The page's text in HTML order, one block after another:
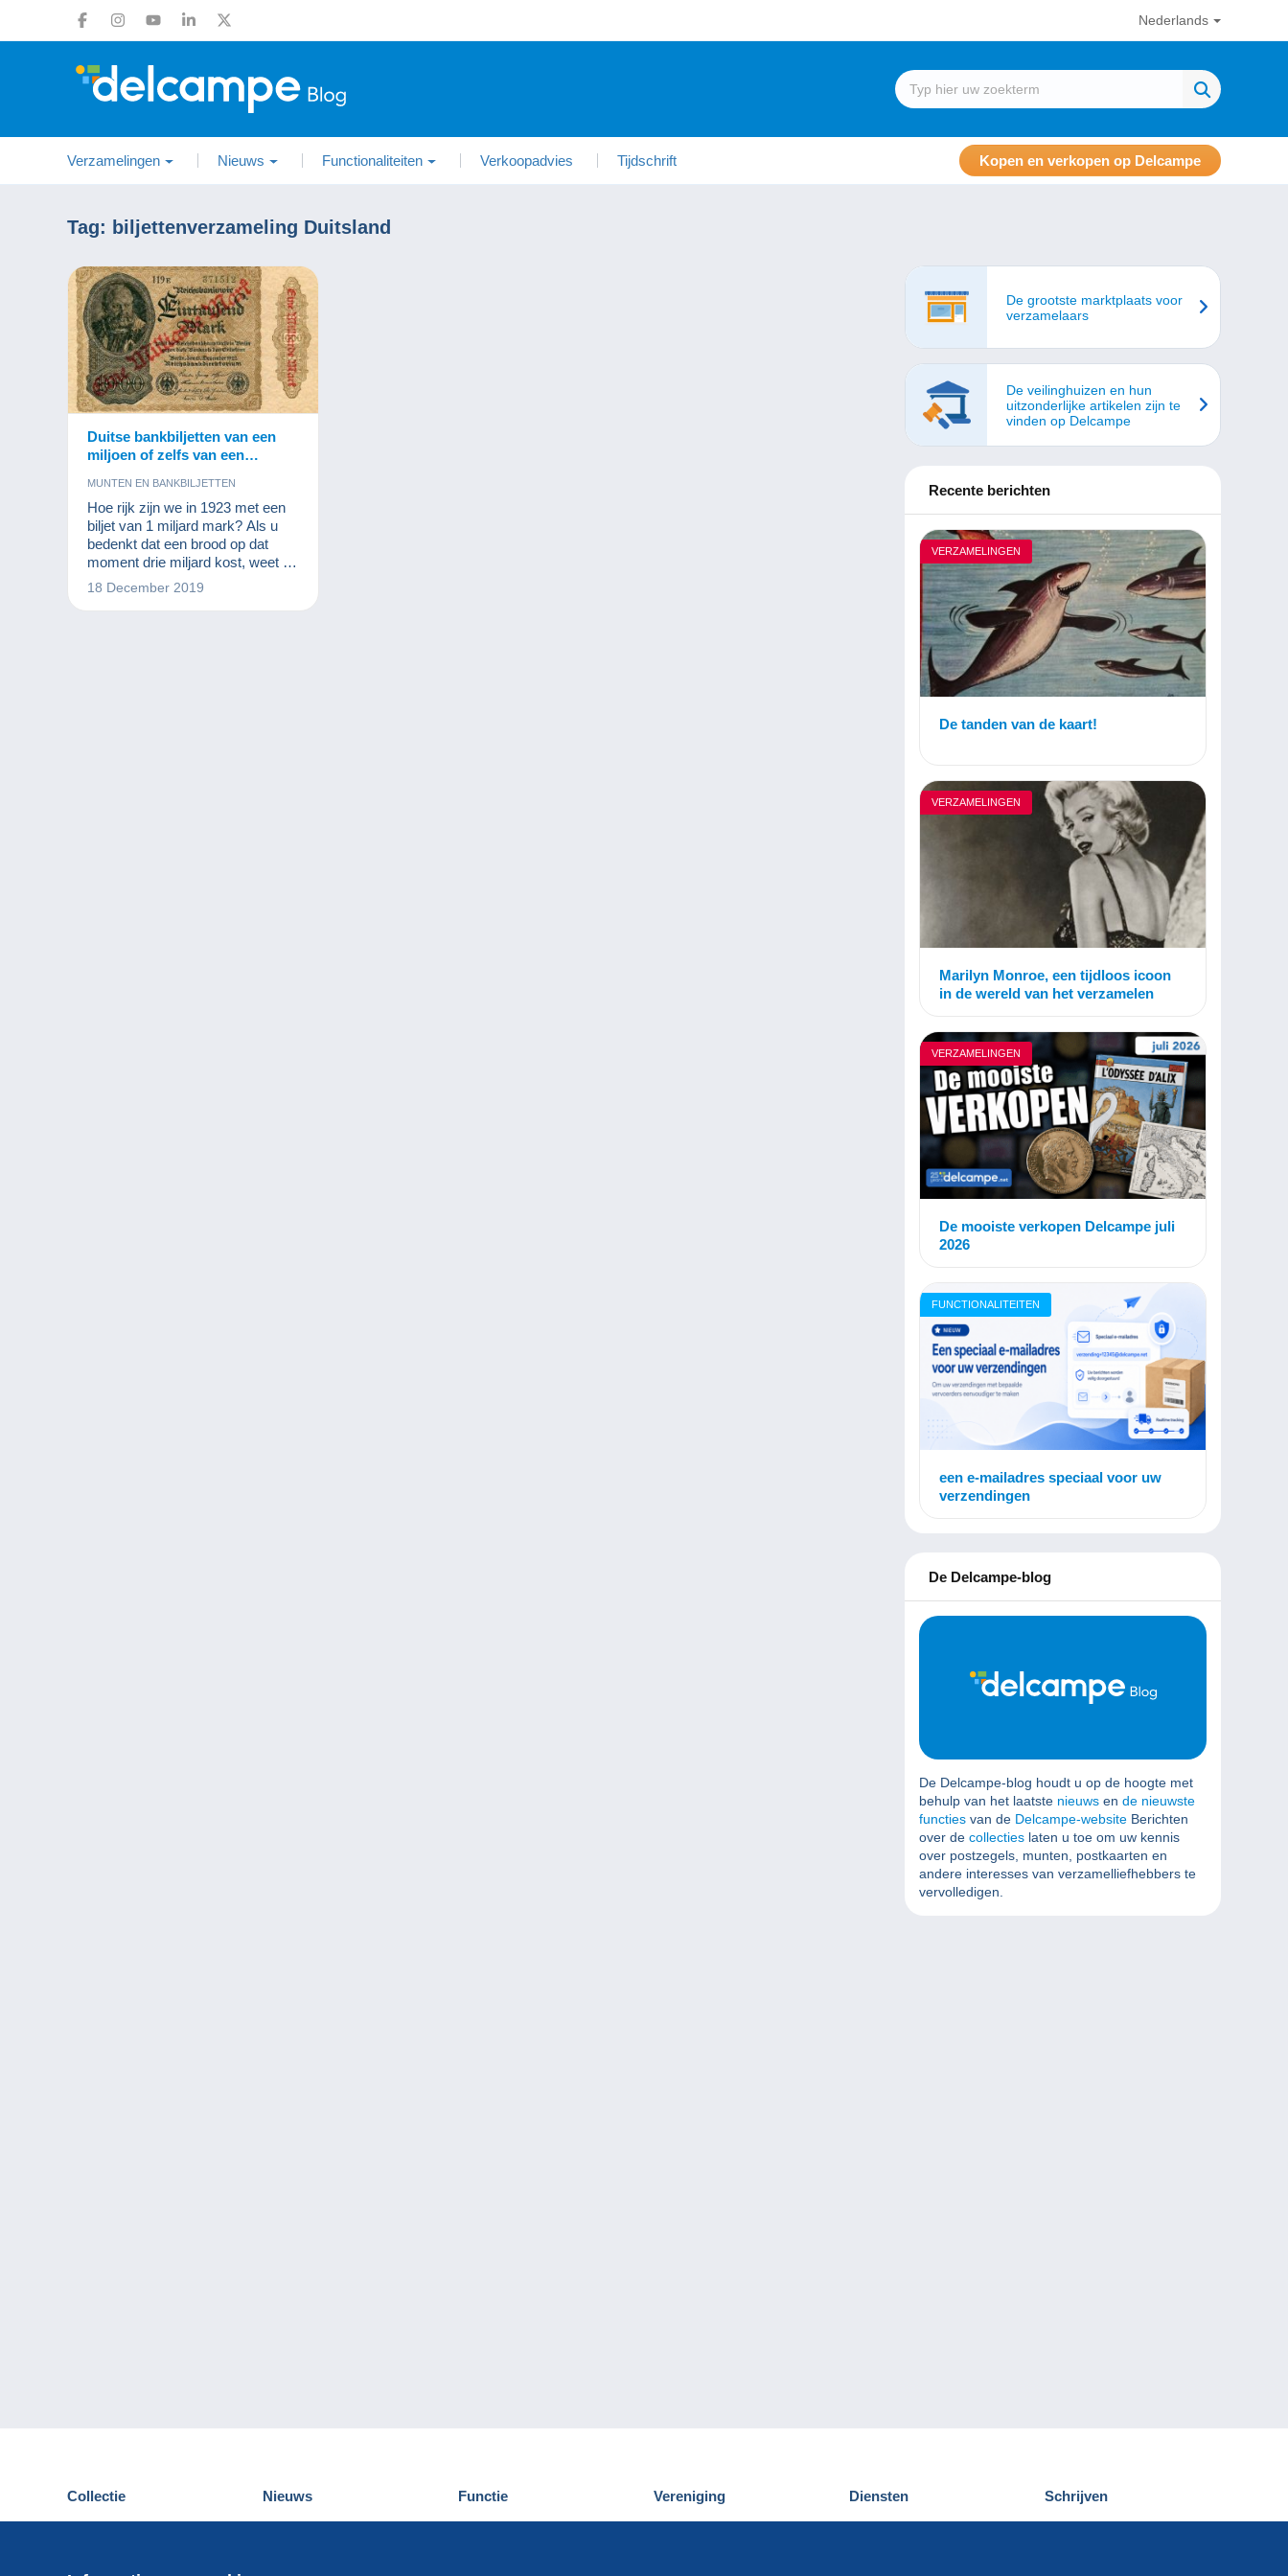
Nederlands
Verzamelingen Nieuws Functionaliteiten Verkoopadvies Tijdschrift Kopen en verkopen op Delcampe
Tag: biljettenverzameling Duitsland
Duitse bankbiljetten van een
miljoen of zelfs van een
ontdekken waard!
MUNTEN EN BANKBILJETTEN
Hoe rijk zijn we in 1923 met een
biljet van 1 miljard mark? Als u
bedenkt dat een brood op dat
moment drie miljard kost, weet u
ook dat dat absoluut niet het geval
18 December 2019
De grootste marktplaats voor
verzamelaars
De veilinghuizen en hun
uitzonderlijke artikelen zijn te
vinden op Delcampe
Recente berichten
VERZAMELINGEN
De tanden van de kaart!
VERZAMELINGEN
Marilyn Monroe, een tijdloos icoon
in de wereld van het verzamelen
VERZAMELINGEN
De mooiste verkopen Delcampe juli
2026
FUNCTIONALITEITEN
een e-mailadres speciaal voor uw
verzendingen
De Delcampe-blog
De Delcampe-blog houdt u op de hoogte met
behulp van het laatste nieuws en de nieuwste
functies van de Delcampe-website Berichten
over de collecties laten u toe om uw kennis
over postzegels, munten, postkaarten en
andere interesses van verzamelliefhebbers te
vervolledigen.
Collectie
Postkaarten
Nieuws
Delcampe Evenementen
Functie
Nieuwigheden
Vereniging
Wie zijn wij
Diensten
Delcampe ontdekken
Schrijven